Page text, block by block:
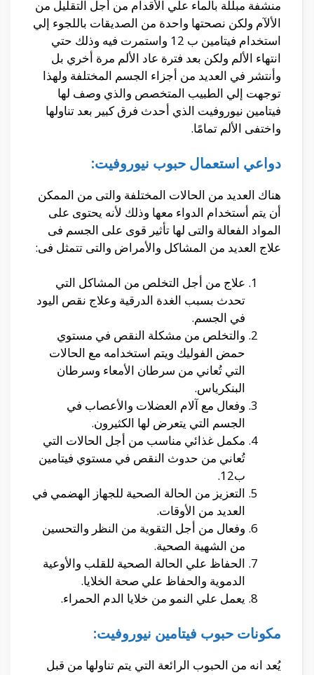
منشفة مبللة بالماء علي الأقدام من أجل التقليل من
الألآم ولكن نصحتها واحدة من الصديقات باللجوء إلي
استخدام فيتامين ب 12 واستمرت فيه وذلك حتي
انتهاء الألم ولكن بعد فترة عاد الألم مرة أخري بل
وأنتشر في العديد من أجزاء الجسم المختلفة ولهذا
توجهت إلي الطبيب المتخصص والذي وصف لها
فيتامين نيوروفيت الذي أحدث فرق كبير بعد تناولها
واختفى الألم تمامًا.
دواعي استعمال حبوب نيوروفيت:
هناك العديد من الحالات المختلفة والتى من الممكن
أن يتم أستخدام الدواء معها وذلك لأنه يحتوى على
المواد الفعالة والتى لها تأثير قوى على الجسم فى
علاج العديد من المشاكل والأمراض والتى تتمثل فى:
علاج من أجل التخلص من المشاكل التي
تحدث بسبب الغدة الدرقية وعلاج نقص اليود
في الجسم.
والتخلص من مشكلة النقص في مستوي
حمض الفوليك ويتم استخدامه مع الحالات
التي تُعاني من سرطان الأمعاء وسرطان
البنكرياس.
وفعال مع آلام العضلات والأعصاب في
الجسم التي يتعرض لها الكثيرون.
مكمل غذائي مناسب من أجل الحالات التي
تُعاني من حدوث النقص في مستوي فيتامين
ب12.
التعزيز من الحالة الصحية للجهاز الهضمي في
العديد من الأوقات.
وفعال من أجل التقوية من النظر والتحسين
من الشهية الصحية.
الحفاظ علي الحالة الصحية للقلب والأوعية
الدموية والحفاظ علي صحة الخلايا.
يعمل علي النمو من خلايا الدم الحمراء.
مكونات حبوب فيتامين نيوروفيت:
يُعد انه من الحبوب الرائعة التي يتم تناولها من قبل